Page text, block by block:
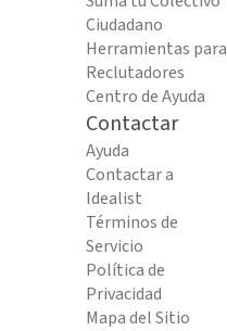
Ciudadano
Herramientas para
Reclutadores
Centro de Ayuda
Contactar
Ayuda
Contactar a
Idealist
Términos de
Servicio
Política de
Privacidad
Mapa del Sitio